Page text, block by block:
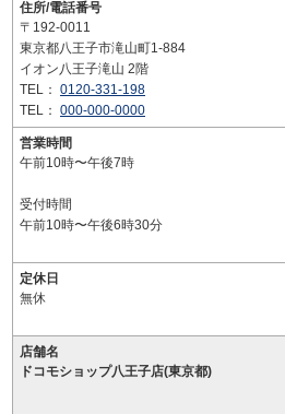
住所/電話番号
〒192-0011
東京都八王子市滝山町1-884
イオン八王子滝山 2階
TEL： 0120-331-198
TEL： 000-000-0000
営業時間
午前10時〜午後7時
受付時間
午前10時〜午後6時30分
定休日
無休
店舗名
ドコモショップ八王子店(東京都)